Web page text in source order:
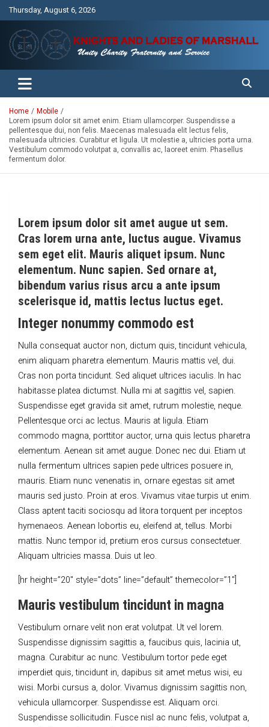
Thursday, August 6, 2026
Knights and Ladies of Marshall
Unity Charity Fraternity and Service
Home
Mobile
Lorem ipsum dolor sit amet enim. Etiam ullamcorper. Suspendisse a
pellentesque dui, non felis. Maecenas malesuada elit lectus felis,
malesuada ultricies. Curabitur et ligula. Ut molestie a, ultricies porta urna.
Vestibulum commodo volutpat a, convallis ac, laoreet enim. Phasellus
fermentum dolor.
Lorem ipsum dolor sit amet augue ut sem.
Cras lorem urna ante, luctus augue. Vivamus
sem eget elit. Mauris aliquet ipsum. Nunc
elementum. Nunc sapien. Sed ornare at,
bibendum varius risus arcu a ante ipsum
scelerisque id, mattis lectus luctus eget.
Integer nonummy commodo est
Nulla consequat auctor non, dictum quis, tincidunt vehicula,
enim aliquam pharetra elementum. Mauris mattis vel, dui.
Cras non porta tincidunt. Sed aliquet ultrices iaculis. In hac
habitasse platea dictumst. Nulla mi at sagittis vel, sapien.
Suspendisse eget gravida sit amet, rutrum molestie, neque.
Pellentesque orci ac lectus. Mauris at ligula. Etiam
commodo magna, porttitor auctor, urna quis lectus pharetra
elementum. Aenean sit amet augue. Donec nec dui. Etiam ut
nulla fermentum ultrices sapien pede ultrices posuere in,
mauris. Etiam nunc venenatis in, ornare egestas sit amet
mauris sed justo. Proin at eros. Vivamus vitae turpis ut enim.
Class aptent taciti sociosqu ad litora torquent per inceptos
hymenaeos. Aenean lobortis eu, eleifend at, tellus. Morbi
mattis. Nunc tempor id, pretium eros cursus consectetuer.
Aliquam ultricies massa. Duis ut leo.
[hr height=”20″ style=”dots” line=”default” themecolor=”1″]
Mauris vestibulum tincidunt in magna
Vestibulum ornare velit non erat volutpat. Ut vel lorem.
Suspendisse dignissim sagittis a, faucibus quis, lacinia ut,
magna. Curabitur ac nunc. Vestibulum tortor pede eget
imperdiet quis, tincidunt in, dapibus sit amet metus wisi, eu
wisi. Morbi cursus a, dolor. Vivamus dignissim sagittis non,
vehicula ullamcorper. Suspendisse est. Aliquam orci.
Suspendisse sollicitudin. Fusce nisl ac nunc felis, volutpat a,